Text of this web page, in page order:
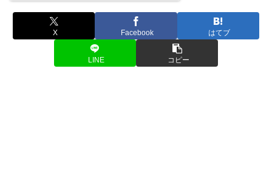
X Facebook はてブ
LINE コピー